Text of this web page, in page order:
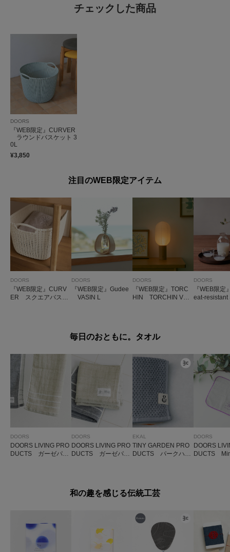
チェックした商品
DOORS
『WEB限定』CURVER
ラウンドバスケット 3
0L
¥3,850
注目のWEB限定アイテム
DOORS
『WEB限定』CURV
ER スクエアバスケ
DOORS
『WEB限定』Gudee
VASIN L
DOORS
『WEB限定』TORC
HIN TORCHIN VER
DOORS
『WEB限
eat-resistant
毎日のおともに。タオル
DOORS
DOORS LIVING PRO
DUCTS ガーゼパイ
DOORS
DOORS LIVING PRO
DUCTS ガーゼパイ
EKAL
TINY GARDEN PRO
DUCTS パークハン
DOORS
DOORS
DUCTS
和の趣を感じる伝統工芸